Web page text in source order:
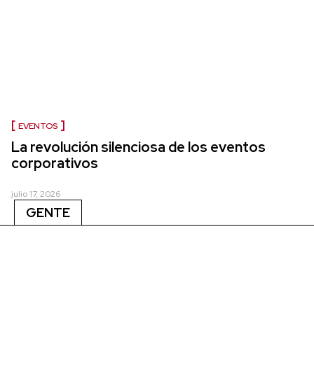
EVENTOS
La revolución silenciosa de los eventos
corporativos
julio 17, 2026
GENTE